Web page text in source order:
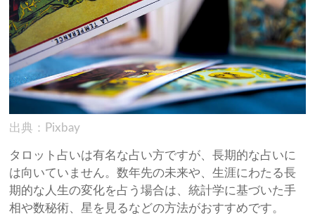
出典：Pixbay
タロット占いは有名な占い方ですが、長期的な占いに
は向いていません。数年先の未来や、生涯にわたる長
期的な人生の変化を占う場合は、統計学に基づいた手
相や数秘術、星を見るなどの方法がおすすめです。